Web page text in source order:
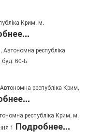
Крим, м.
Автономна республіка
буд. 60-Б
республіка Крим,
республіка Крим, м.
1 Подробнее...